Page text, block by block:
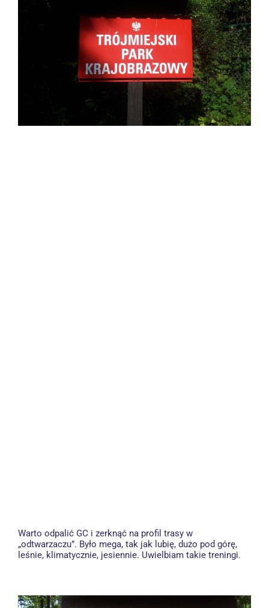
Warto odpalić GC i zerknąć na profil trasy w
„odtwarzaczu”. Było mega, tak jak lubię, dużo pod górę,
leśnie, klimatycznie, jesiennie. Uwielbiam takie treningi.